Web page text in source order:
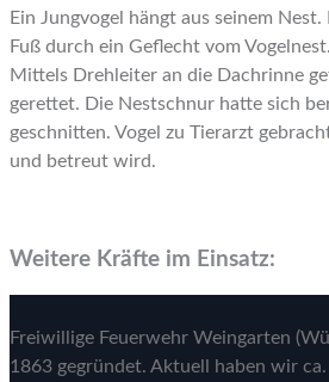
Ein Jungvogel hängt aus seinem
Fuß durch ein Geflecht vom Vogelnest.
Mittels Drehleiter an die Dachrinne
gerettet. Die Nestschnur hatte sich
geschnitten. Vogel zu Tierarzt
und betreut wird.
Weitere Kräfte im Einsatz:
Freiwillige Feuerwehr Weingarten
1863 gegründet. Aktuell haben wir